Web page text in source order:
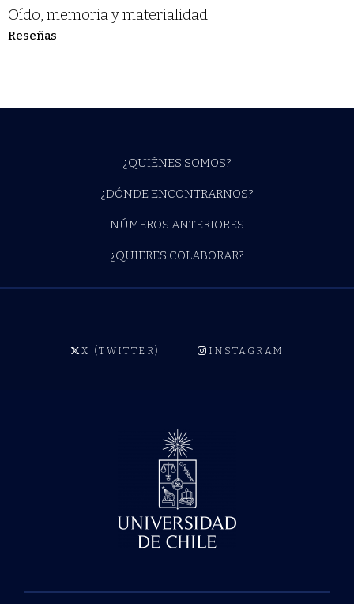
Oído, memoria y materialidad
Reseñas
¿QUIÉNES SOMOS?
¿DÓNDE ENCONTRARNOS?
NÚMEROS ANTERIORES
¿QUIERES COLABORAR?
X (TWITTER) INSTAGRAM